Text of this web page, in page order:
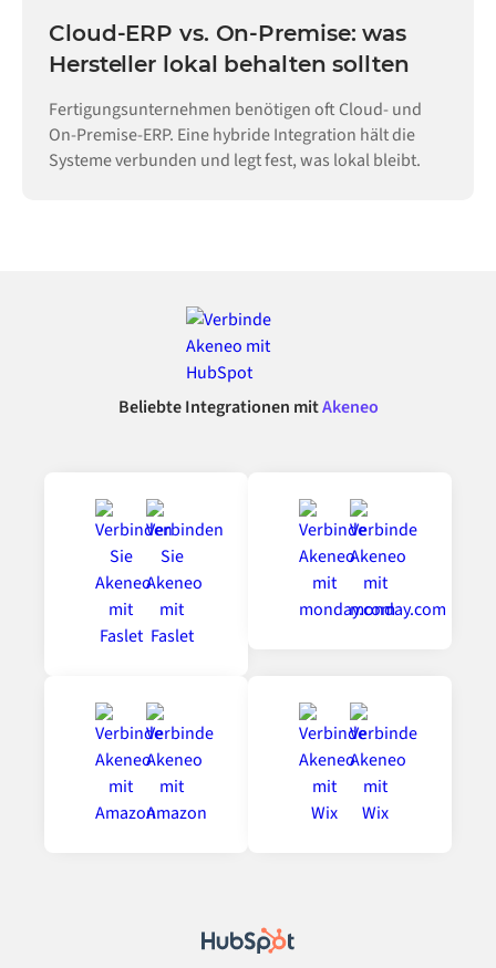
Cloud-ERP vs. On-Premise: was
Hersteller lokal behalten sollten
Fertigungsunternehmen benötigen oft Cloud- und
On-Premise-ERP. Eine hybride Integration hält die
Systeme verbunden und legt fest, was lokal bleibt.
Beliebte Integrationen mitAkeneo